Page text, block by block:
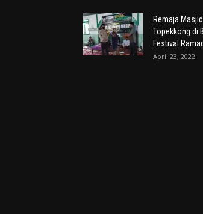
Remaja
Topekkong di
Festival
April 23, 2022